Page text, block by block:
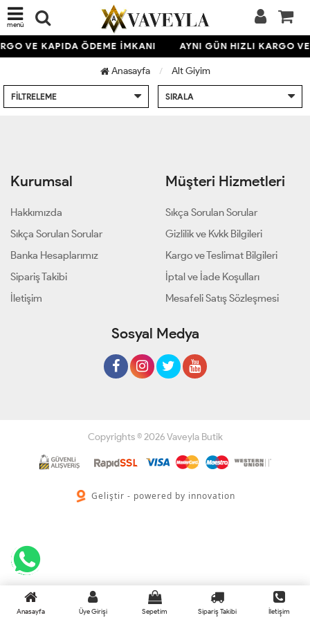
menü
VE KAPIDA ÖDEME İMKANI AYNI GÜN HIZLI KARGO
Anasayfa Alt Giyim
FILTRELEME SIRALA
Kurumsal
Hakkımızda
Sıkça Sorulan Sorular
Banka Hesaplarımız
Sipariş Takibi
İletişim
Müşteri Hizmetleri
Sıkça Sorulan Sorular
Gizlilik ve Kvkk Bilgileri
Kargo ve Teslimat Bilgileri
İptal ve İade Koşulları
Mesafeli Satış Sözleşmesi
Sosyal Medya
Copyrights © 2026 Vaveyla Butik
Geliştir - powered by innovation
Anasayfa Üye Girişi Sepetim Sipariş Takibi İletişim